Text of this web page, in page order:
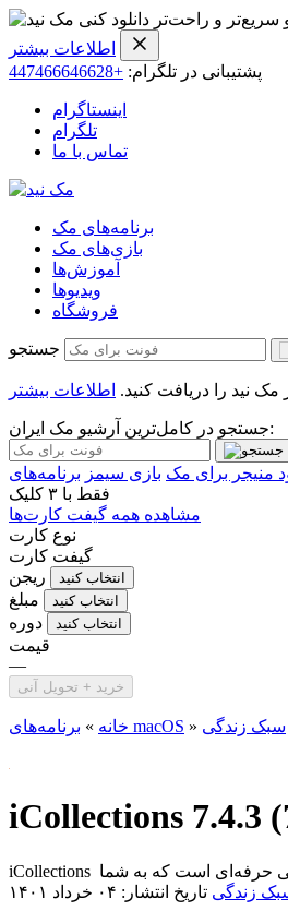
و راحت‌تر دانلود کنی
اطلاعات بیشتر
پشتیبانی در تلگرام: +447466646628
اینستاگرام
تلگرام
تماس با ما
برنامه‌های مک
بازی‌های مک
آموزش‌ها
ویدیو‌ها
فروشگاه
جستجو
اطلاعات بیشتر
جستجو در کامل‌ترین آرشیو مک ایران:
منیجر برای مک بازی سیمز
فقط با ۳ کلیک
مشاهده همه گیفت کارت‌ها
نوع کارت
گیفت کارت
ریجن
انتخاب کنید
مبلغ انتخاب کنید
دوره انتخاب کنید
قیمت
—
خرید + تحویل آنی
خانه » برنامه‌های macOS » سبک زندگی
iCollections 7.4.3
زندگی تاریخ انتشار: ۰۴ خرداد ۱۴۰۱